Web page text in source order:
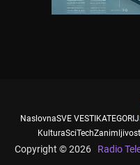
NaslovnaSVE VESTI
KulturaSciTech
Copyright © 2026 Radio